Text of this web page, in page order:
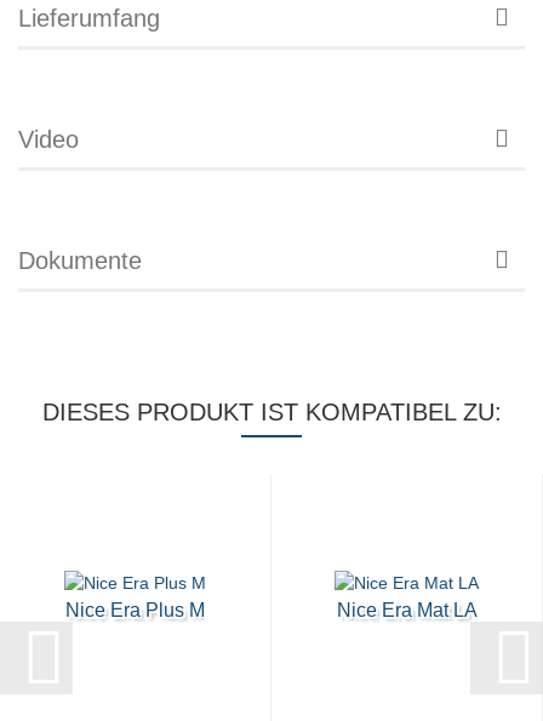
Lieferumfang
Video
Dokumente
DIESES PRODUKT IST KOMPATIBEL ZU:
Nice Era Plus M Nice Era Mat LA